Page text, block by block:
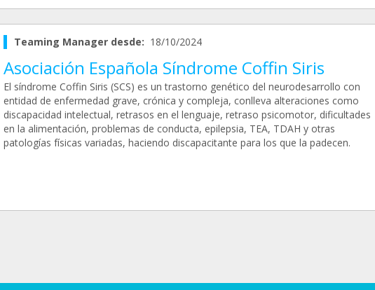
Teaming Manager desde: 18/10/2024
Asociación Española Síndrome Coffin Siris
El síndrome Coffin Siris (SCS) es un trastorno genético del neurodesarrollo con
entidad de enfermedad grave, crónica y compleja, conlleva alteraciones como
discapacidad intelectual, retrasos en el lenguaje, retraso psicomotor, dificultades
en la alimentación, problemas de conducta, epilepsia, TEA, TDAH y otras
patologías físicas variadas, haciendo discapacitante para los que la padecen.